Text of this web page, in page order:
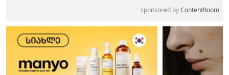
sponsored byContentRoom